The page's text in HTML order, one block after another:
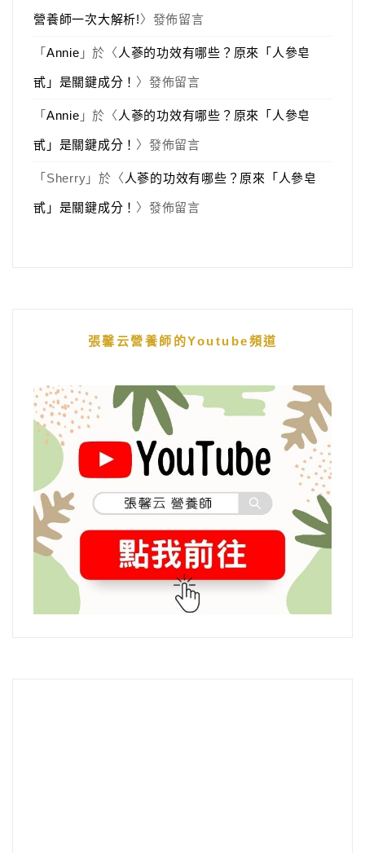
營養師一次大解析!〉發佈留言
「 Annie 」於〈人蔘的功效有哪些？原來「人參皂
甙」是關鍵成分！ 〉發佈留言
「 Annie 」於〈人蔘的功效有哪些？原來「人參皂
甙」是關鍵成分！ 〉發佈留言
「 Sherry 」於〈人蔘的功效有哪些？原來「人參皂
甙」是關鍵成分！ 〉發佈留言
張馨云營養師的Youtube頻道